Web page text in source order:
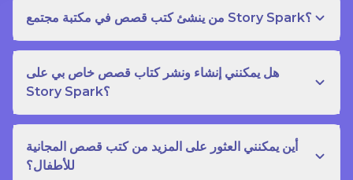
من ينشئ كتب قصص في مكتبة مجتمع Story Spark؟
هل يمكنني إنشاء ونشر كتاب قصص خاص بي على
Story Spark؟
أين يمكنني العثور على المزيد من كتب قصص المجانية
للأطفال؟